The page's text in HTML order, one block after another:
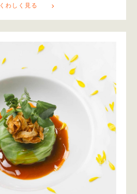
くわしく見る